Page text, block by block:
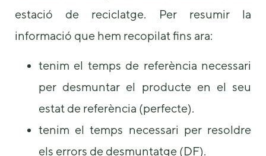
estació de reciclatge. Per resumir la
informació que hem recopilat fins ara:
tenim el temps de referència necessari
per desmuntar el producte en el seu
estat de referència (perfecte).
tenim el temps necessari per resoldre
els errors de desmuntatge (DF).